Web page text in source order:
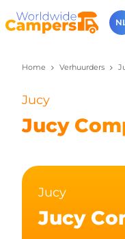
030-6974964
Je kunt ons
Home Verhuurders
Jucy
Jucy
Jucy
Jucy